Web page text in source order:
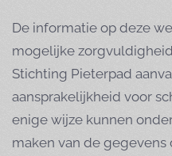
De informatie op deze
mogelijke
Stichting Pieterpad
aansprakelijkheid voor
enige wijze kunnen
maken van de